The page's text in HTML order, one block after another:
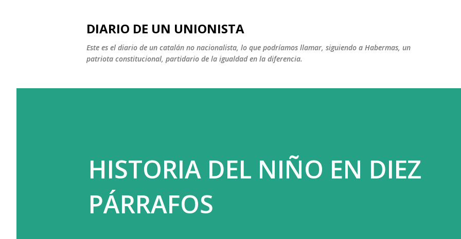
DIARIO DE UN UNIONISTA
Este es el diario de un catalán no nacionalista, lo que podríamos llamar, siguiendo a Habermas, un
patriota constitucional, partidario de la igualdad en la diferencia.
HISTORIA DEL NIÑO EN DIEZ
PÁRRAFOS